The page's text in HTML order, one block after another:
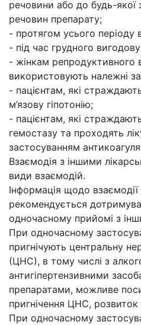
речовини або до будь-якої
речовин препарату;
- протягом усього періоду
- під час грудного
- жінкам репродуктивного
використовують належні
- пацієнтам, які
м’язову гіпотонію;
- пацієнтам, які
гемостазу та проходять
застосуванням
Взаємодія з іншими
види взаємодій.
Інформація щодо
рекомендується
одночасному прийомі з
При одночасному
пригнічують центральну
(ЦНС), в тому числі з
антигіпертензивними
препаратами, можливе
пригнічення ЦНС, розвиток
При одночасному